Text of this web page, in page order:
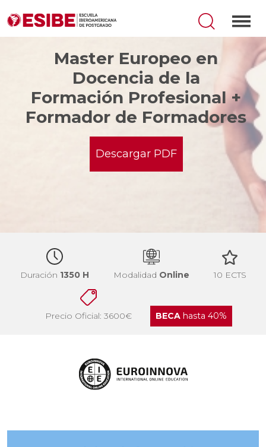
Master Europeo en
Docencia de la
Formación Profesional +
Formador de Formadores
Descargar PDF
Duración 1350 H Modalidad Online 10 ECTS
Precio Oficial: 3600€ BECAhasta 40%